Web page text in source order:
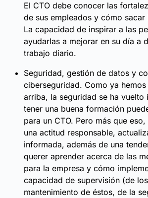
El CTO debe conocer las
de sus empleados y cómo
La capacidad de inspirar a las
ayudarlas a mejorar en su día a
trabajo diario.
Seguridad, gestión de datos y
ciberseguridad. Como ya
arriba, la seguridad se ha vuelto
tener una buena formación
para un CTO. Pero más que
una actitud responsable,
informada, además de una
querer aprender acerca de las
para la empresa y cómo
capacidad de supervisión (de
mantenimiento de éstos, de la